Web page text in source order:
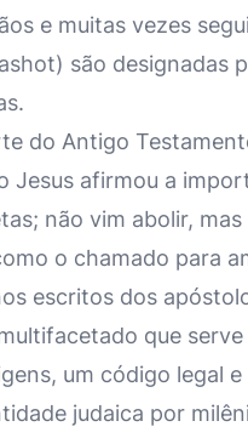
e muitas vezes
são designadas
do Antigo
Jesus afirmou a
não vim abolir,
o chamado para
escritos dos
que
um código legal
judaica por